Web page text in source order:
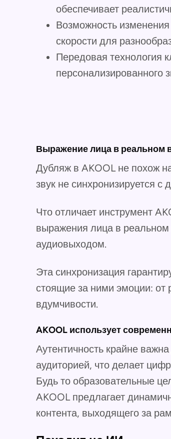
обеспечивает
Возможность
скорости для
Передовая технология
персонализированного
Выражение лица в реальном
Дубляж в AKOOL не похож
звук не синхронизируется
Что отличает инструмент
выражения лица в реальном
аудиовыходом.
Эта синхронизация
стоящие за ними эмоции: от
вдумчивости.
AKOOL использует
Аутентичность крайне
аудиторией, что делает
Будь то образовательные
AKOOL предлагает
контента, выходящего за